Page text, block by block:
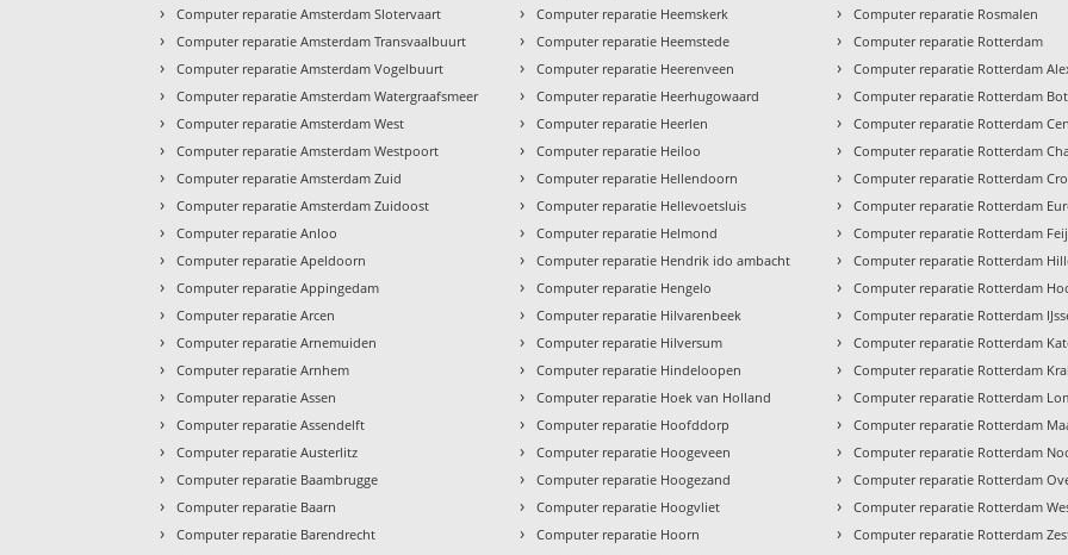
› Computer reparatie Amsterdam Slotervaart
› Computer reparatie Amsterdam Transvaalbuurt
› Computer reparatie Amsterdam Vogelbuurt
› Computer reparatie Amsterdam Watergraafsmeer
› Computer reparatie Amsterdam West
› Computer reparatie Amsterdam Westpoort
› Computer reparatie Amsterdam Zuid
› Computer reparatie Amsterdam Zuidoost
› Computer reparatie Anloo
› Computer reparatie Apeldoorn
› Computer reparatie Appingedam
› Computer reparatie Arcen
› Computer reparatie Arnemuiden
› Computer reparatie Arnhem
› Computer reparatie Assen
› Computer reparatie Assendelft
› Computer reparatie Austerlitz
› Computer reparatie Baambrugge
› Computer reparatie Baarn
› Computer reparatie Barendrecht
› Computer reparatie Heemskerk
› Computer reparatie Heemstede
› Computer reparatie Heerenveen
› Computer reparatie Heerhugowaard
› Computer reparatie Heerlen
› Computer reparatie Heiloo
› Computer reparatie Hellendoorn
› Computer reparatie Hellevoetsluis
› Computer reparatie Helmond
› Computer reparatie Hendrik ido ambacht
› Computer reparatie Hengelo
› Computer reparatie Hilvarenbeek
› Computer reparatie Hilversum
› Computer reparatie Hindeloopen
› Computer reparatie Hoek van Holland
› Computer reparatie Hoofddorp
› Computer reparatie Hoogeveen
› Computer reparatie Hoogezand
› Computer reparatie Hoogvliet
› Computer reparatie Hoorn
› Computer reparatie Rosmalen
› Computer reparatie Rotterdam
› Computer reparatie Rotterdam
› Computer reparatie Rotterdam
› Computer reparatie Rotterdam
› Computer reparatie Rotterdam
› Computer reparatie Rotterdam
› Computer reparatie Rotterdam
› Computer reparatie Rotterdam
› Computer reparatie Rotterdam
› Computer reparatie Rotterdam
› Computer reparatie Rotterdam
› Computer reparatie Rotterdam
› Computer reparatie Rotterdam
› Computer reparatie Rotterdam
› Computer reparatie Rotterdam
› Computer reparatie Rotterdam
› Computer reparatie Rotterdam
› Computer reparatie Rotterdam
› Computer reparatie Rotterdam